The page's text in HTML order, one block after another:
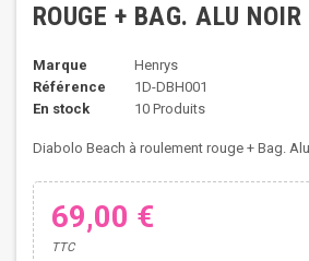
ROUGE + BAG. ALU
Marque
Henrys
Référence
1D-DBH001
En stock
10 Produits
Diabolo Beach à roulement rouge + Bag.
69,00 €
TTC